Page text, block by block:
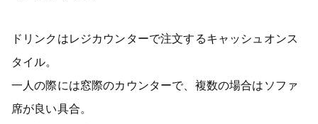
ドリンクはレジカウンターで注文するキャッシュオンス
タイル。
一人の際には窓際のカウンターで、複数の場合はソファ
席が良い具合。